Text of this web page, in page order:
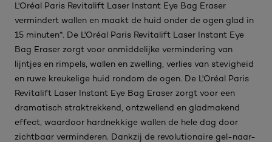
L'Oréal Paris Revitalift Laser Instant Eye Bag Eraser
vermindert wallen en maakt de huid onder de ogen glad in
15 minuten*. De L'Oréal Paris Revitalift Laser Instant Eye
Bag Eraser zorgt voor onmiddelijke vermindering van
lijntjes en rimpels, wallen en zwelling, verlies van stevigheid
en ruwe kreukelige huid rondom de ogen. De L'Oréal Paris
Revitalift Laser Instant Eye Bag Eraser zorgt voor een
dramatisch straktrekkend, ontzwellend en gladmakend
effect, waardoor hardnekkige wallen de hele dag door
zichtbaar verminderen. Dankzij de revolutionaire gel-naar-